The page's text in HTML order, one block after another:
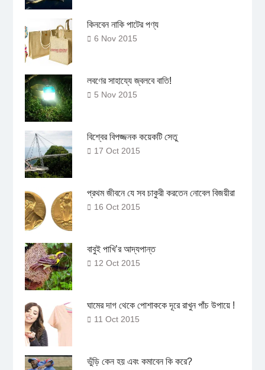
কিনবেন নাকি পাটের পণ্য
6 Nov 2015
লবণের সাহায্যে জ্বলবে বাতি!
5 Nov 2015
বিশ্বের বিপজ্জনক কয়েকটি সেতু
17 Oct 2015
প্রথম জীবনে যে সব চাকুরী করতেন নোবেল বিজয়ীরা
16 Oct 2015
বাবুই পাখি’র আদ্যপান্ত
12 Oct 2015
ঘামের দাগ থেকে পোশাককে দূরে রাখুন পাঁচ উপায়ে !
11 Oct 2015
ভুঁড়ি কেন হয় এবং কমাবেন কি করে?